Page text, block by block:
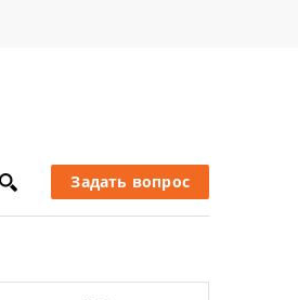
Задать вопрос